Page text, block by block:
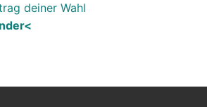
deiner Wahl